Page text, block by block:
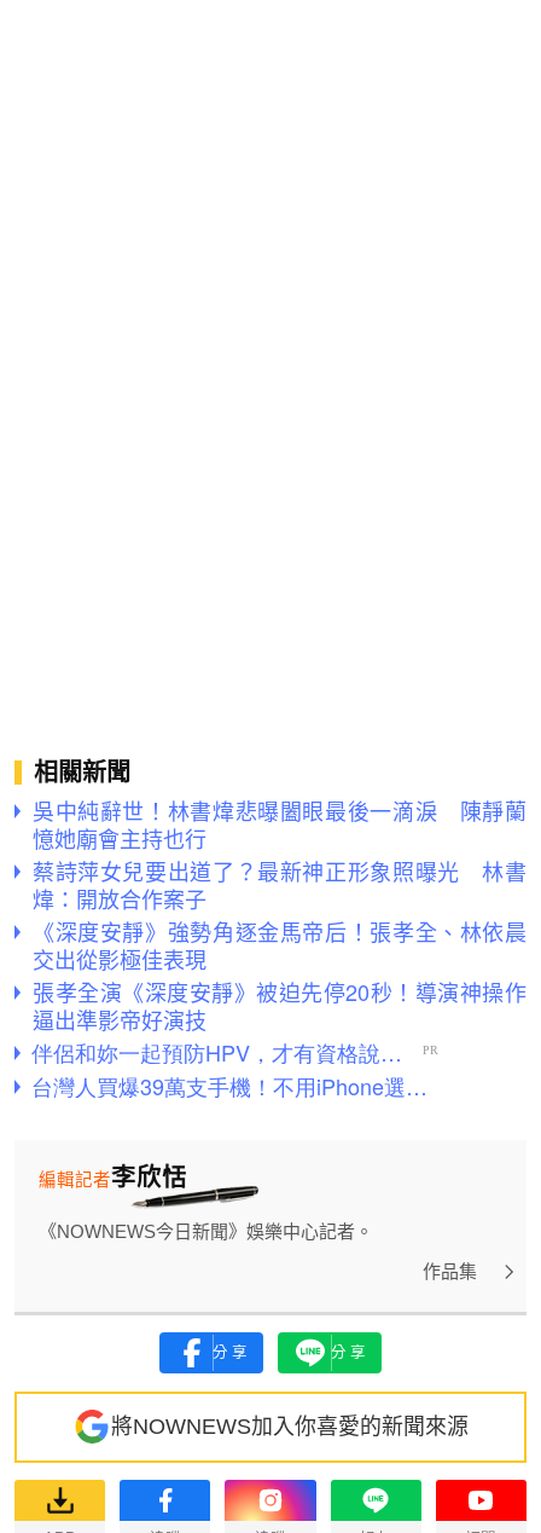
相關新聞
吳中純辭世！林書煒悲曝闔眼最後一滴淚 陳靜蘭
憶她廟會主持也行
蔡詩萍女兒要出道了？最新神正形象照曝光 林書
煒：開放合作案子
《深度安靜》強勢角逐金馬帝后！張孝全、林依晨
交出從影極佳表現
張孝全演《深度安靜》被迫先停20秒！導演神操作
逼出準影帝好演技
李欣恬
編輯記者
《NOWNEWS今日新聞》娛樂中心記者。
作品集
分享 分享
將NOWNEWS加入你喜愛的新聞來源